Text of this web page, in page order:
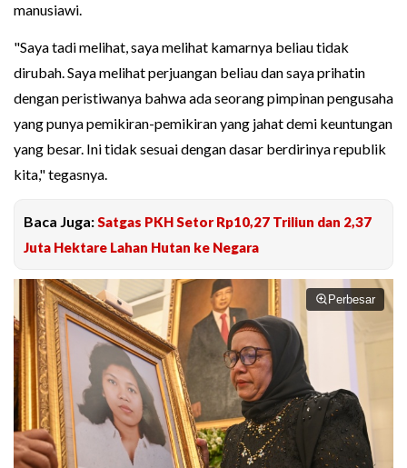
manusiawi.
"Saya tadi melihat, saya melihat kamarnya beliau tidak
dirubah. Saya melihat perjuangan beliau dan saya prihatin
dengan peristiwanya bahwa ada seorang pimpinan pengusaha
yang punya pemikiran-pemikiran yang jahat demi keuntungan
yang besar. Ini tidak sesuai dengan dasar berdirinya republik
kita," tegasnya.
Baca Juga:Satgas PKH Setor Rp10,27 Triliun dan 2,37
Juta Hektare Lahan Hutan ke Negara
Perbesar